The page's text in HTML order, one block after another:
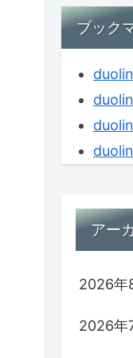
ブック
アー
2026年
2026年